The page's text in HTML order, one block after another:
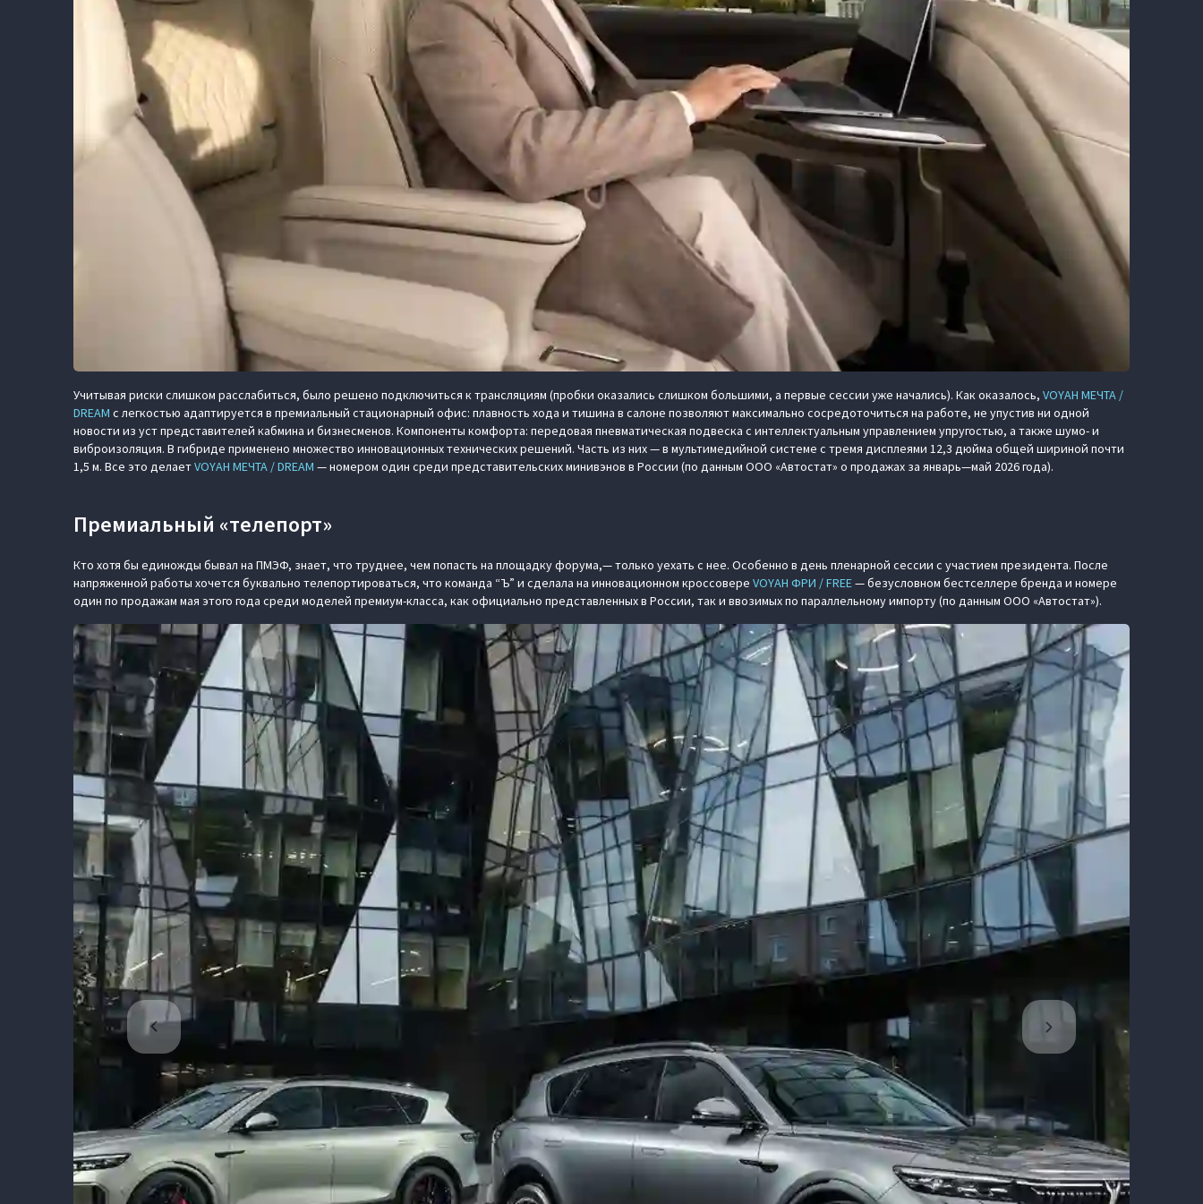
Учитывая риски слишком расслабиться, было решено подключиться к трансляциям (пробки оказались слишком большими, а первые сессии уже начались). Как оказалось, VOYAH МЕЧТА /
DREAM с легкостью адаптируется в премиальный стационарный офис: плавность хода и тишина в салоне позволяют максимально сосредоточиться на работе, не упустив ни одной
новости из уст представителей кабмина и бизнесменов. Компоненты комфорта: передовая пневматическая подвеска с интеллектуальным управлением упругостью, а также шумо- и
виброизоляция. В гибриде применено множество инновационных технических решений. Часть из них — в мультимедийной системе с тремя дисплеями 12,3 дюйма общей шириной почти
1,5 м. Все это делаетVOYAH МЕЧТА / DREAM — номером один среди представительских минивэнов в России (по данным ООО «Автостат» о продажах за январь—май 2026 года).
Премиальный «телепорт»
Кто хотя бы единожды бывал на ПМЭФ, знает, что труднее, чем попасть на площадку форума,— только уехать с нее. Особенно в день пленарной сессии с участием президента. После
напряженной работы хочется буквально телепортироваться, что команда “Ъ” и сделала на инновационном кроссовере VOYAH ФРИ / FREE— безусловном бестселлере бренда и номере
один по продажам мая этого года среди моделей премиум-класса, как официально представленных в России, так и ввозимых по параллельному импорту (по данным ООО «Автостат»).